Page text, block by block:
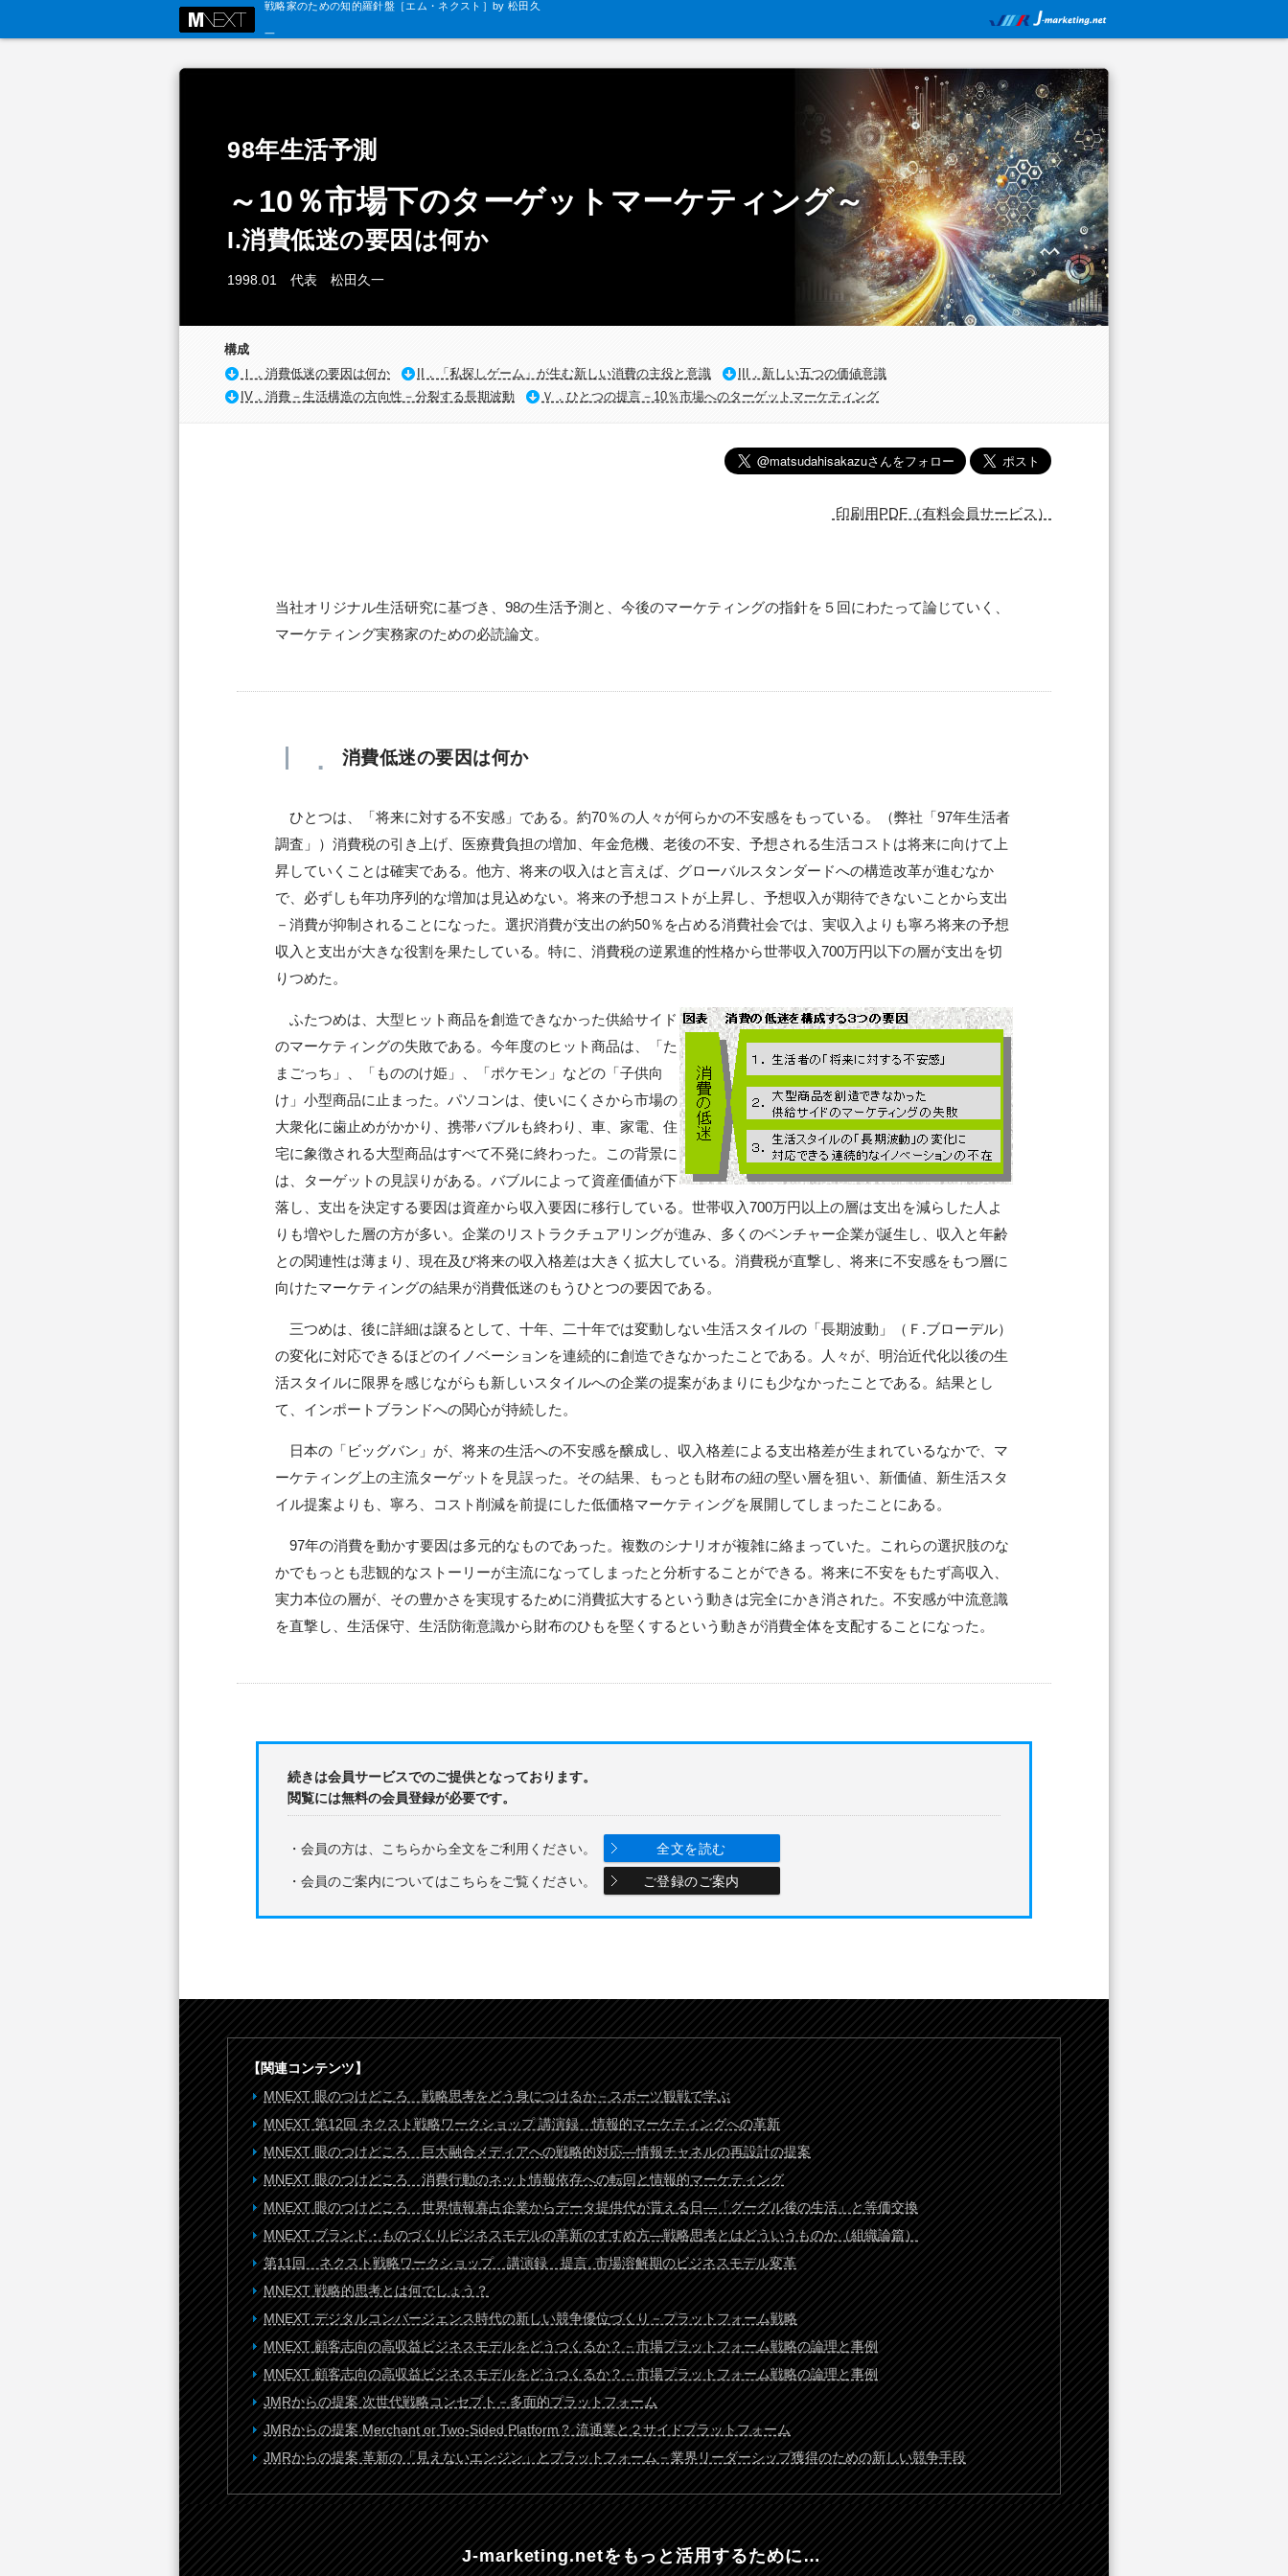
戦略家のための知的羅針盤［エム・ネクスト］by 松田久
一
98年生活予測
～10％市場下のターゲットマーケティング～
I.消費低迷の要因は何か
1998.01 代表 松田久一
構成
Ｉ．消費低迷の要因は何か
II．「私探しゲーム」が生む新しい消費の主役と意識
III．新しい五つの価値意識
IV．消費－生活構造の方向性－分裂する長期波動
Ｖ．ひとつの提言－10％市場へのターゲットマーケティング
印刷用PDF（有料会員サービス）
当社オリジナル生活研究に基づき、98の生活予測と、今後のマーケティングの指針を５回にわたって論じていく、
マーケティング実務家のための必読論文。
Ｉ． 消費低迷の要因は何か
ひとつは、「将来に対する不安感」である。約70％の人々が何らかの不安感をもっている。（弊社「97年生活者
調査」）消費税の引き上げ、医療費負担の増加、年金危機、老後の不安、予想される生活コストは将来に向けて上
昇していくことは確実である。他方、将来の収入はと言えば、グローバルスタンダードへの構造改革が進むなか
で、必ずしも年功序列的な増加は見込めない。将来の予想コストが上昇し、予想収入が期待できないことから支出
－消費が抑制されることになった。選択消費が支出の約50％を占める消費社会では、実収入よりも寧ろ将来の予想
収入と支出が大きな役割を果たしている。特に、消費税の逆累進的性格から世帯収入700万円以下の層が支出を切
りつめた。
ふたつめは、大型ヒット商品を創造できなかった供給サイド
のマーケティングの失敗である。今年度のヒット商品は、「た
まごっち」、「もののけ姫」、「ポケモン」などの「子供向
け」小型商品に止まった。パソコンは、使いにくさから市場の
大衆化に歯止めがかかり、携帯バブルも終わり、車、家電、住
宅に象徴される大型商品はすべて不発に終わった。この背景に
は、ターゲットの見誤りがある。バブルによって資産価値が下
落し、支出を決定する要因は資産から収入要因に移行している。世帯収入700万円以上の層は支出を減らした人よ
りも増やした層の方が多い。企業のリストラクチュアリングが進み、多くのベンチャー企業が誕生し、収入と年齢
との関連性は薄まり、現在及び将来の収入格差は大きく拡大している。消費税が直撃し、将来に不安感をもつ層に
向けたマーケティングの結果が消費低迷のもうひとつの要因である。
三つめは、後に詳細は譲るとして、十年、二十年では変動しない生活スタイルの「長期波動」（Ｆ.ブローデル）
の変化に対応できるほどのイノベーションを連続的に創造できなかったことである。人々が、明治近代化以後の生
活スタイルに限界を感じながらも新しいスタイルへの企業の提案があまりにも少なかったことである。結果とし
て、インポートブランドへの関心が持続した。
日本の「ビッグバン」が、将来の生活への不安感を醸成し、収入格差による支出格差が生まれているなかで、マ
ーケティング上の主流ターゲットを見誤った。その結果、もっとも財布の紐の堅い層を狙い、新価値、新生活スタ
イル提案よりも、寧ろ、コスト削減を前提にした低価格マーケティングを展開してしまったことにある。
97年の消費を動かす要因は多元的なものであった。複数のシナリオが複雑に絡まっていた。これらの選択肢のな
かでもっとも悲観的なストーリーが主流になってしまったと分析することができる。将来に不安をもたず高収入、
実力本位の層が、その豊かさを実現するために消費拡大するという動きは完全にかき消された。不安感が中流意識
を直撃し、生活保守、生活防衛意識から財布のひもを堅くするという動きが消費全体を支配することになった。
続きは会員サービスでのご提供となっております。
閲覧には無料の会員登録が必要です。
・会員の方は、こちらから全文をご利用ください。 全文を読む
・会員のご案内についてはこちらをご覧ください。 ご登録のご案内
【関連コンテンツ】
MNEXT 眼のつけどころ 戦略思考をどう身につけるか－スポーツ観戦で学ぶ
MNEXT 第12回 ネクスト戦略ワークショップ 講演録 情報的マーケティングへの革新
MNEXT 眼のつけどころ 巨大融合メディアへの戦略的対応―情報チャネルの再設計の提案
MNEXT 眼のつけどころ 消費行動のネット情報依存への転回と情報的マーケティング
MNEXT 眼のつけどころ 世界情報寡占企業からデータ提供代が貰える日―「グーグル後の生活」と等価交換
MNEXT ブランド・ものづくりビジネスモデルの革新のすすめ方―戦略思考とはどういうものか（組織論篇）
第11回 ネクスト戦略ワークショップ 講演録 提言. 市場溶解期のビジネスモデル変革
MNEXT 戦略的思考とは何でしょう？
MNEXT デジタルコンバージェンス時代の新しい競争優位づくり－プラットフォーム戦略
MNEXT 顧客志向の高収益ビジネスモデルをどうつくるか？－市場プラットフォーム戦略の論理と事例
MNEXT 顧客志向の高収益ビジネスモデルをどうつくるか？－市場プラットフォーム戦略の論理と事例
JMRからの提案 次世代戦略コンセプト－多面的プラットフォーム
JMRからの提案 Merchant or Two-Sided Platform？ 流通業と２サイドプラットフォーム
JMRからの提案 革新の「見えないエンジン」とプラットフォーム－業界リーダーシップ獲得のための新しい競争手段
J-marketing.netを もっと活用するために…